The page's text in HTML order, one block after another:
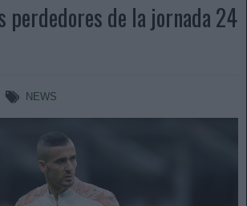
perdedores de la jornada 24
NEWS